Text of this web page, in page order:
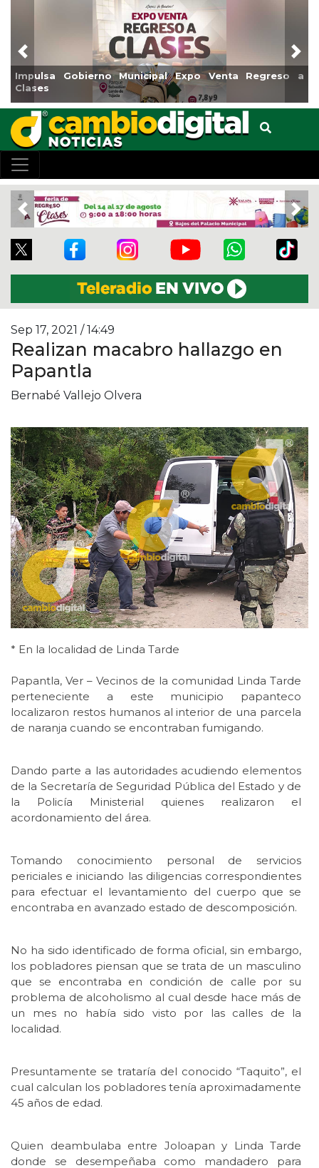
Impulsa Gobierno Municipal Expo Venta Regreso a
Clases
Previous
Previous
Sep 17, 2021 / 14:49
Realizan macabro hallazgo en
Papantla
Bernabé Vallejo Olvera
* En la localidad de Linda Tarde
Papantla, Ver – Vecinos de la comunidad Linda Tarde
perteneciente a este municipio papanteco
localizaron restos humanos al interior de una parcela
de naranja cuando se encontraban fumigando.
Dando parte a las autoridades acudiendo elementos
de la Secretaría de Seguridad Pública del Estado y de
la Policía Ministerial quienes realizaron el
acordonamiento del área.
Tomando conocimiento personal de servicios
periciales e iniciando las diligencias correspondientes
para efectuar el levantamiento del cuerpo que se
encontraba en avanzado estado de descomposición.
No ha sido identificado de forma oficial, sin embargo,
los pobladores piensan que se trata de un masculino
que se encontraba en condición de calle por su
problema de alcoholismo al cual desde hace más de
un mes no había sido visto por las calles de la
localidad.
Presuntamente se trataría del conocido “Taquito”, el
cual calculan los pobladores tenía aproximadamente
45 años de edad.
Quien deambulaba entre Joloapan y Linda Tarde
donde se desempeñaba como mandadero para